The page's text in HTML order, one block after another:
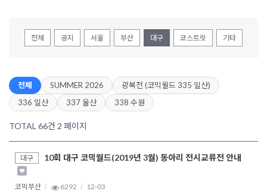
전체 공지 서울 부산 대구 코스트릿 기타
전체 SUMMER 2026
광복전 (코믹월드 335 일산)
336 일산
337 울산 338 수원
TOTAL 66건 2 페이지
대구 10회 대구 코믹월드(2019년 3월) 동아리 전시교류전 안내
코믹부산 6292 12-03